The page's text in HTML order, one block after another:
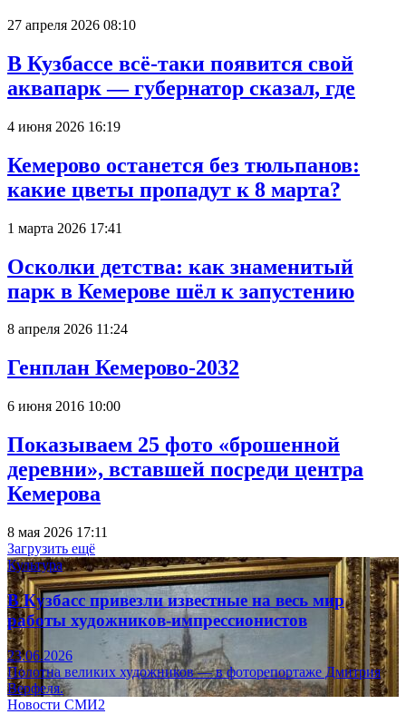
27 апреля 2026 08:10
В Кузбассе всё-таки появится свой
аквапарк — губернатор сказал, где
4 июня 2026 16:19
Кемерово останется без тюльпанов:
какие цветы пропадут к 8 марта?
1 марта 2026 17:41
Осколки детства: как знаменитый
парк в Кемерове шёл к запустению
8 апреля 2026 11:24
Генплан Кемерово-2032
6 июня 2016 10:00
Показываем 25 фото «брошенной
деревни», вставшей посреди центра
Кемерова
8 мая 2026 17:11
Загрузить ещё
Культура
В Кузбасс привезли известные на весь мир
работы художников-импрессионистов
23.06.2026
Полотна великих художников — в фоторепортаже Дмитрия
Верфеля.
Новости СМИ2